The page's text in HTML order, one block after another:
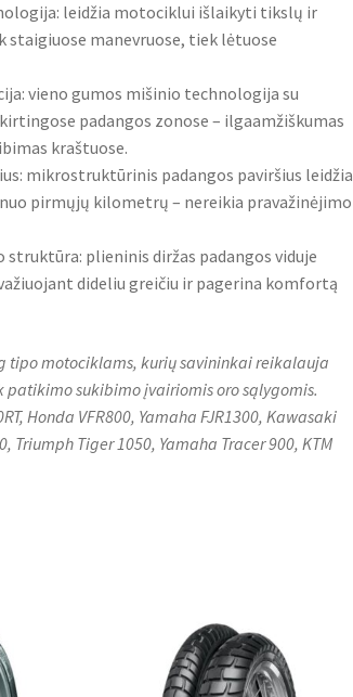
leidžia motociklui išlaikyti tikslų ir
staigiuose manevruose, tiek lėtuose
vieno gumos mišinio technologija su
padangos zonose – ilgaamžiškumas
kraštuose.
mikrostruktūrinis padangos paviršius leidžia
pirmųjų kilometrų – nereikia pravažinėjimo
struktūra: plieninis diržas padangos viduje
dideliu greičiu ir pagerina komfortą
tipo motociklams, kurių savininkai reikalauja
sukibimo įvairiomis oro sąlygomis.
Honda VFR800, Yamaha FJR1300, Kawasaki
Triumph Tiger 1050, Yamaha Tracer 900, KTM